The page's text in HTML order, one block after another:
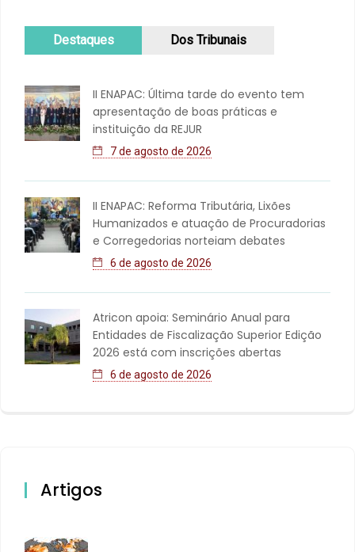
Destaques Dos Tribunais
II ENAPAC: Última tarde do evento tem
apresentação de boas práticas e
instituição da REJUR
7 de agosto de 2026
II ENAPAC: Reforma Tributária, Lixões
Humanizados e atuação de Procuradorias
e Corregedorias norteiam debates
6 de agosto de 2026
Atricon apoia: Seminário Anual para
Entidades de Fiscalização Superior Edição
2026 está com inscrições abertas
6 de agosto de 2026
Artigos